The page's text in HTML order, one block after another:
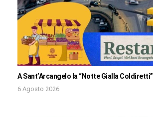
A Sant’Arcangelo la “Notte Gialla Coldiretti”
6 Agosto 2026